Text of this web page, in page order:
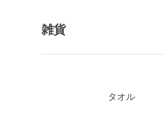
雑貨
タオル